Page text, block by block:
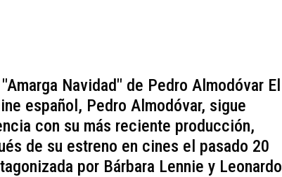
Navidad" de Pedro Almodóvar El
español, Pedro Almodóvar, sigue
con su más reciente producción,
de su estreno en cines el pasado 20
por Bárbara Lennie y Leonardo